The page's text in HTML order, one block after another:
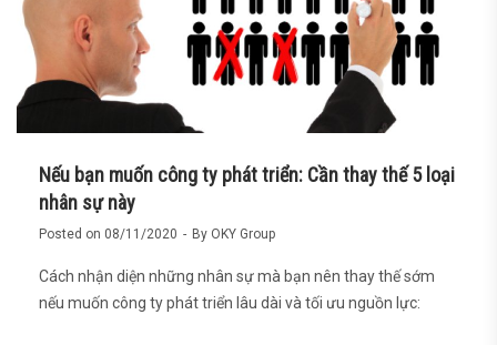
Nếu bạn muốn công ty phát triển: Cần thay thế 5 loại
nhân sự này
Posted on 08/11/2020 By OKY Group
Cách nhận diện những nhân sự mà bạn nên thay thế sớm
nếu muốn công ty phát triển lâu dài và tối ưu nguồn lực: